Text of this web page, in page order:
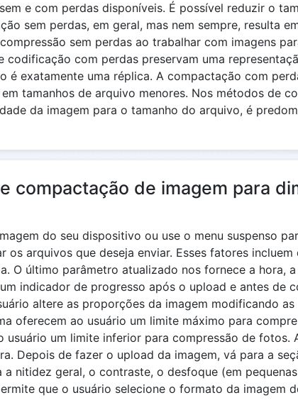
e com perdas disponíveis. É possível reduzir o
sem perdas, em geral, mas nem sempre, resulta
sem perdas ao trabalhar com imagens
com perdas preservam uma
é exatamente uma réplica. A compactação com
tamanhos de arquivo menores. Nos métodos de
da imagem para o tamanho do arquivo, é
compactação de imagem para
do seu dispositivo ou use o menu suspenso
arquivos que deseja enviar. Esses fatores incluem
O último parâmetro atualizado nos fornece a hora,
indicador de progresso após o upload e antes de
altere as proporções da imagem modificando
oferecem ao usuário um limite máximo para
um limite inferior para compressão de fotos.
Depois de fazer o upload da imagem, vá para a
nitidez geral, o contraste, o desfoque (em
que o usuário selecione o formato da imagem